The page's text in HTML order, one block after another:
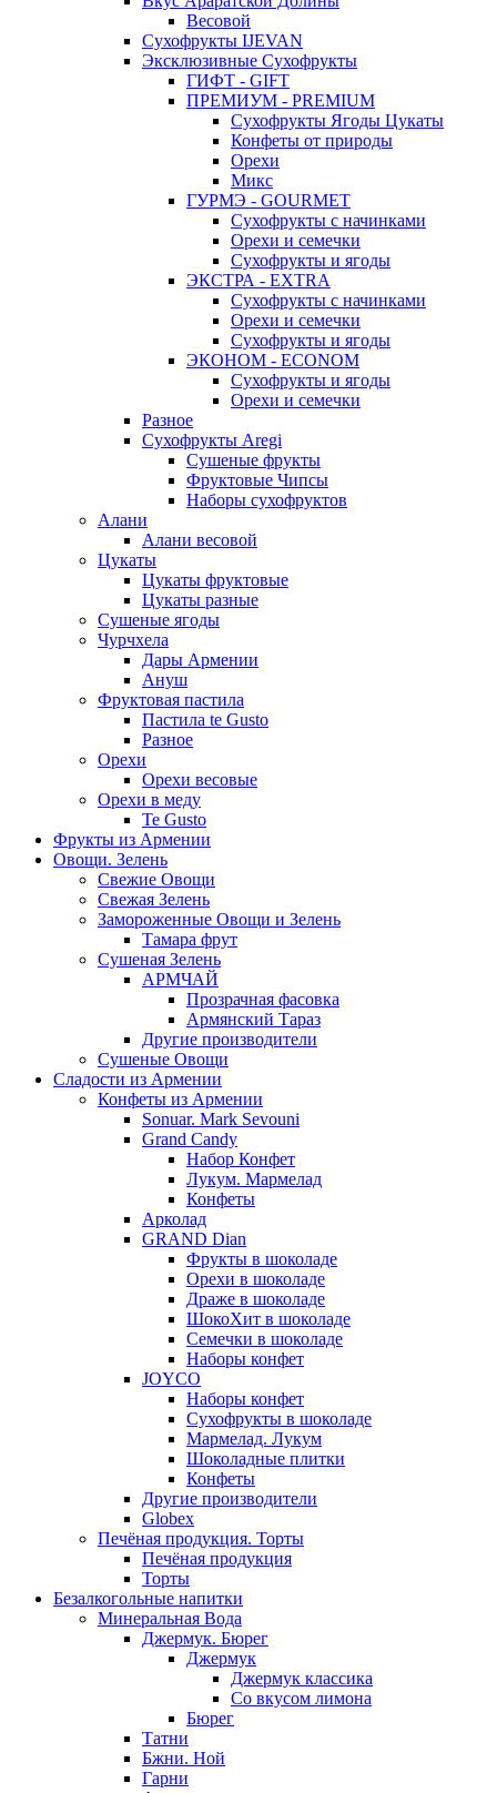
Весовой
Сухофрукты IJEVAN
Эксклюзивные Сухофрукты
ГИФТ - GIFT
ПРЕМИУМ - PREMIUM
Сухофрукты Ягоды Цукаты
Конфеты от природы
Орехи
Микс
ГУРМЭ - GOURMET
Сухофрукты с начинками
Орехи и семечки
Сухофрукты и ягоды
ЭКСТРА - EXTRA
Сухофрукты с начинками
Орехи и семечки
Сухофрукты и ягоды
ЭКОНОМ - ECONOM
Сухофрукты и ягоды
Орехи и семечки
Разное
Сухофрукты Aregi
Сушеные фрукты
Фруктовые Чипсы
Наборы сухофруктов
Алани
Алани весовой
Цукаты
Цукаты фруктовые
Цукаты разные
Сушеные ягоды
Чурчхела
Дары Армении
Ануш
Фруктовая пастила
Пастила te Gusto
Разное
Орехи
Орехи весовые
Орехи в меду
Te Gusto
Фрукты из Армении
Овощи. Зелень
Свежие Овощи
Свежая Зелень
Замороженные Овощи и Зелень
Тамара фрут
Сушеная Зелень
АРМЧАЙ
Прозрачная фасовка
Армянский Тараз
Другие производители
Сушеные Овощи
Сладости из Армении
Конфеты из Армении
Sonuar. Mark Sevouni
Grand Candy
Набор Конфет
Лукум. Мармелад
Конфеты
Арколад
GRAND Dian
Фрукты в шоколаде
Орехи в шоколаде
Драже в шоколаде
ШокоХит в шоколаде
Семечки в шоколаде
Наборы конфет
JOYCO
Наборы конфет
Сухофрукты в шоколаде
Мармелад. Лукум
Шоколадные плитки
Конфеты
Другие производители
Globex
Печёная продукция. Торты
Печёная продукция
Торты
Безалкогольные напитки
Минеральная Вода
Джермук. Бюрег
Джермук
Джермук классика
Со вкусом лимона
Бюрег
Татни
Бжни. Ной
Гарни